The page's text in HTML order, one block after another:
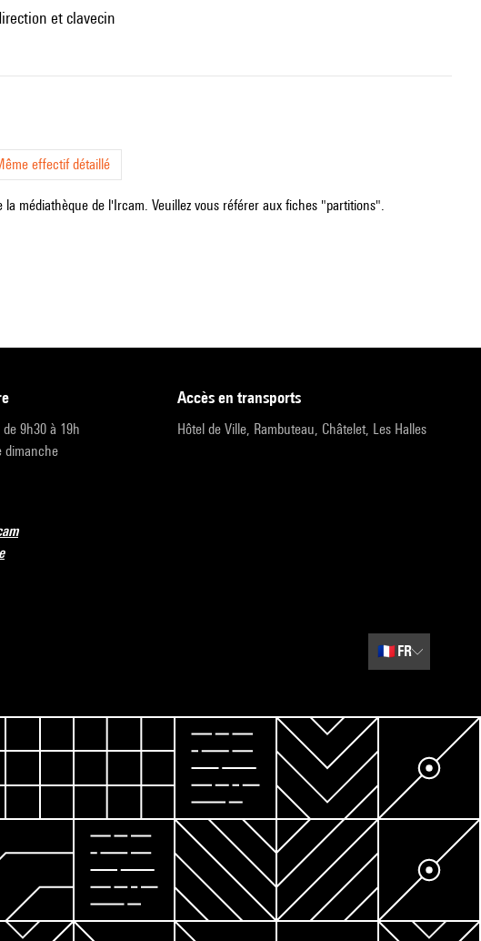
et clavecin
effectif détaillé
médiathèque de l'Ircam. Veuillez vous référer aux fiches "partitions".
9h30 à 19h
dimanche
accès en transports
Hôtel de Ville, Rambuteau, Châtelet, Les Halles
🇫🇷 FR